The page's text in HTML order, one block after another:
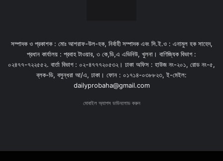
সম্পাদক ও প্রকাশক : মোঃ আশরাফ-উল-হক, নির্বাহী সম্পাদক এবং সি.ই.ও : এনামুল হক সাহেদ,
প্রধান কার্যালয় : প্রবাহ টাওয়ার, ৩ কে,ডি,এ এভিনিউ, খুলনা। বাণিজ্যিক বিভাগ :
০২৪৭৭-৭২২৫৫২. বার্তা বিভাগ : ০২-৪৭৭৭২০৫৩২। ঢাকা অফিস : হাউজ নং-২০১, রোড নং-৫,
ব্লক-ডি, বসুন্ধরা আ/এ, ঢাকা। ফোন : ০১৭১৪-০৩৮৮২৩, ই-মেইল:
dailyprobaha@gmail.com
মোবাইল অ্যাপস ডাউনলোড করুন